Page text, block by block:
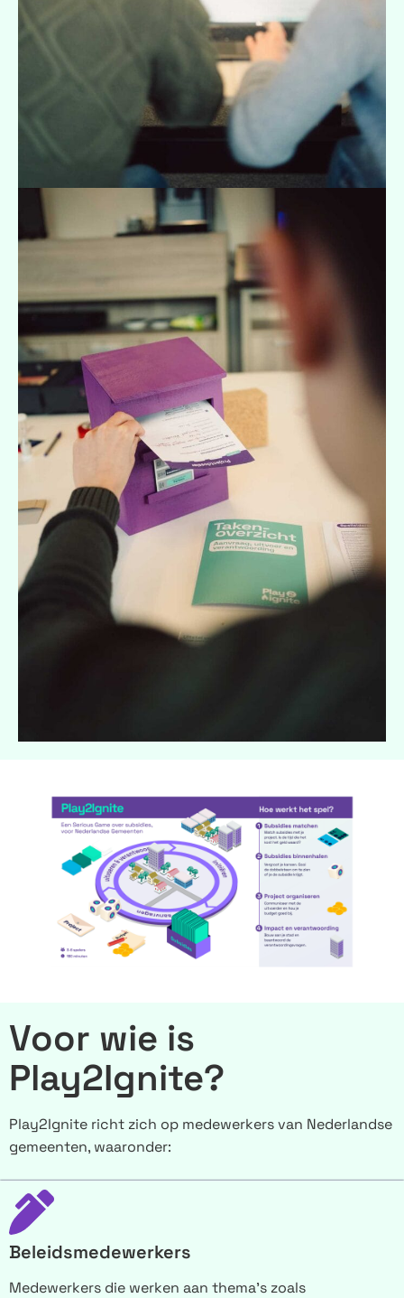
Voor wie is
Play2Ignite?
Play2Ignite richt zich op medewerkers van Nederlandse
gemeenten, waaronder:
Beleidsmedewerkers
Medewerkers die werken aan thema’s zoals